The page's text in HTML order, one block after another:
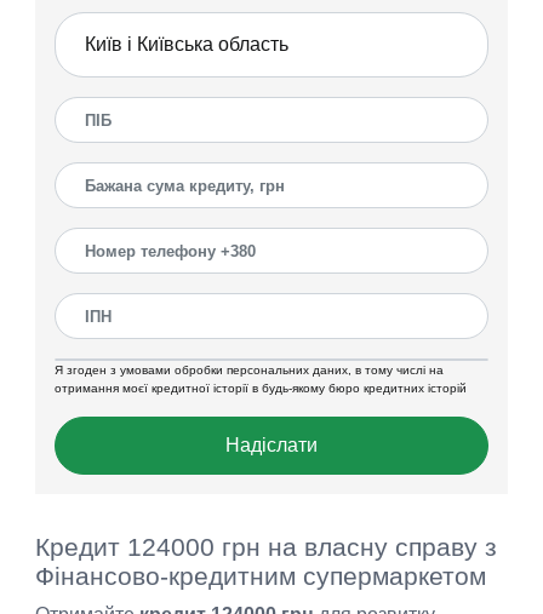
Я згоден з умовами обробки персональних даних, в тому числі на
отримання моєї кредитної історії в будь-якому бюро кредитних історій
Надіслати
Кредит 124000 грн на власну справу з
Фінансово-кредитним супермаркетом